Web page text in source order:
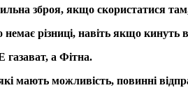
зброя, якщо скористатися
різниці, навіть якщо кинуть
газават, а Фітна.
мають можливість, повинні